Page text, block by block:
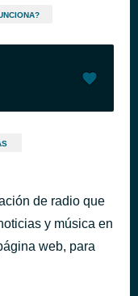
de radio que
y música en
web, para